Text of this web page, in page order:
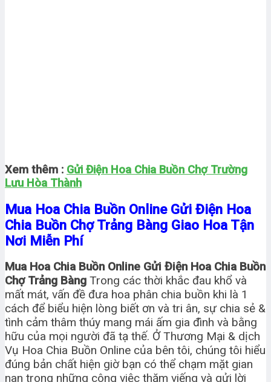
Xem thêm : Gửi Điện Hoa Chia Buồn Chợ Trường
Lưu Hòa Thành
Mua Hoa Chia Buồn Online Gửi Điện Hoa
Chia Buồn Chợ Trảng Bàng Giao Hoa Tận
Nơi Miễn Phí
Mua Hoa Chia Buồn Online Gửi Điện Hoa Chia Buồn
Chợ Trảng Bàng Trong các thời khắc đau khổ và
mất mát, vấn đề đưa hoa phân chia buồn khi là 1
cách để biểu hiện lòng biết ơn và tri ân, sự chia sẻ &
tình cảm thâm thúy mang mái ấm gia đình và bằng
hữu của mọi người đã tạ thế. Ở Thương Mại & dịch
Vụ Hoa Chia Buồn Online của bên tôi, chúng tôi hiểu
đúng bản chất hiện giờ bạn có thể chạm mặt gian
nan trong những công việc thăm viếng và gửi lời